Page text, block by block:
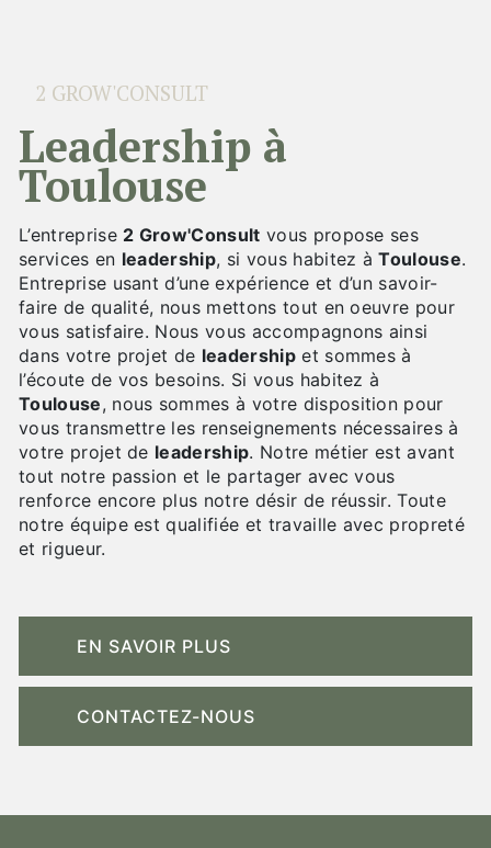
2 GROW'CONSULT
leadership à
Toulouse
L’entreprise 2 Grow'Consult vous propose ses
services en leadership, si vous habitez àToulouse.
Entreprise usant d’une expérience et d’un savoir-
faire de qualité, nous mettons tout en oeuvre pour
vous satisfaire. Nous vous accompagnons ainsi
dans votre projet de leadershipet sommes à
l’écoute de vos besoins. Si vous habitez à
Toulouse, nous sommes à votre disposition pour
vous transmettre les renseignements nécessaires à
votre projet de leadership. Notre métier est avant
tout notre passion et le partager avec vous
renforce encore plus notre désir de réussir. Toute
notre équipe est qualifiée et travaille avec propreté
et rigueur.
EN SAVOIR PLUS
CONTACTEZ-NOUS